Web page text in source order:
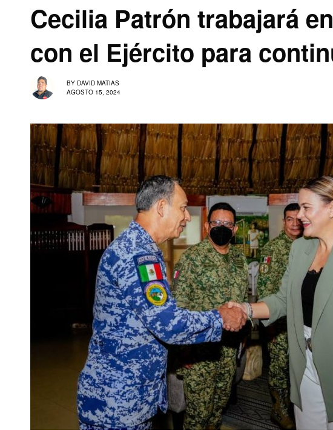
Cecilia Patrón trabajará
con el Ejército para
BY DAVID MATIAS
AGOSTO 15, 2024